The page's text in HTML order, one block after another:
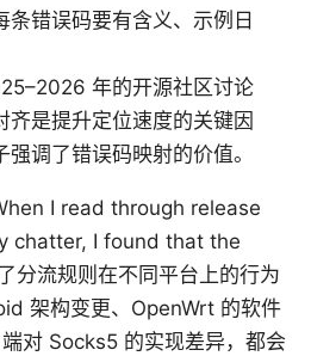
条错误码要有含义、示例日
年的开源社区讨论
齐是提升定位速度的关键因
调了错误码映射的价值。
I read through release
chatter, I found that the
分流规则在不同平台上的行为
架构变更、OpenWrt 的软件
对 Socks5 的实现差异，都会